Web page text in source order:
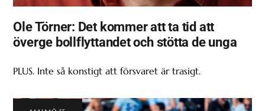
Ole Törner: Det kommer att ta tid att
överge bollflyttandet och stötta de unga
PLUS. Inte så konstigt att försvaret är trasigt.